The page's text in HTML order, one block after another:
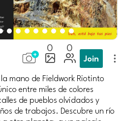
0 0
Join
mano de Fieldwork Riotinto
entre miles de colores
de pueblos olvidados y
de trabajos. Descubre un río